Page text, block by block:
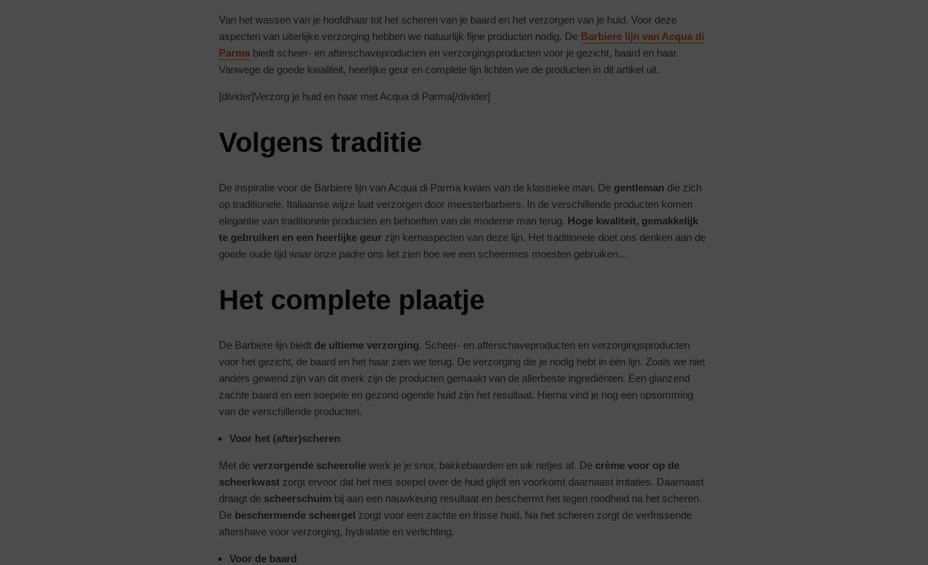
Van het wassen van je hoofdhaar tot het scheren van je baard en het verzorgen van je huid. Voor deze
aspecten van uiterlijke verzorging hebben we natuurlijk fijne producten nodig. De Barbiere lijn van Acqua di
Parma biedt scheer- en afterschaveproducten en verzorgingsproducten voor je gezicht, baard en haar.
Vanwege de goede kwaliteit, heerlijke geur en complete lijn lichten we de producten in dit artikel uit.
[divider]Verzorg je huid en haar met Acqua di Parma[/divider]
Volgens traditie
De inspiratie voor de Barbiere lijn van Acqua di Parma kwam van de klassieke man. De gentleman die zich
op traditionele, Italiaanse wijze laat verzorgen door meesterbarbiers. In de verschillende producten komen
elegantie van traditionele producten en behoeften van de moderne man terug. Hoge kwaliteit, gemakkelijk
te gebruiken en een heerlijke geur zijn kernaspecten van deze lijn. Het traditionele doet ons denken aan de
goede oude tijd waar onze padre ons liet zien hoe we een scheermes moesten gebruiken…
Het complete plaatje
De Barbiere lijn biedt de ultieme verzorging. Scheer- en afterschaveproducten en verzorgingsproducten
voor het gezicht, de baard en het haar zien we terug. De verzorging die je nodig hebt in één lijn. Zoals we niet
anders gewend zijn van dit merk zijn de producten gemaakt van de allerbeste ingrediënten. Een glanzend
zachte baard en een soepele en gezond ogende huid zijn het resultaat. Hierna vind je nog een opsomming
van de verschillende producten.
Voor het (after)scheren
Met de verzorgende scheerolie werk je je snor, bakkebaarden en sik netjes af. De crème voor op de
scheerkwast zorgt ervoor dat het mes soepel over de huid glijdt en voorkomt daarnaast irritaties. Daarnaast
draagt de scheerschuim bij aan een nauwkeurig resultaat en beschermt het tegen roodheid na het scheren.
De beschermende scheergel zorgt voor een zachte en frisse huid. Na het scheren zorgt de verfrissende
aftershave voor verzorging, hydratatie en verlichting.
Voor de baard